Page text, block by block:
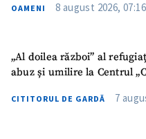
OAMENI 8 august 2026, 07:16
„Al doilea război” al
abuz și umilire la Centrul
CITITORUL DE GARDĂ 7